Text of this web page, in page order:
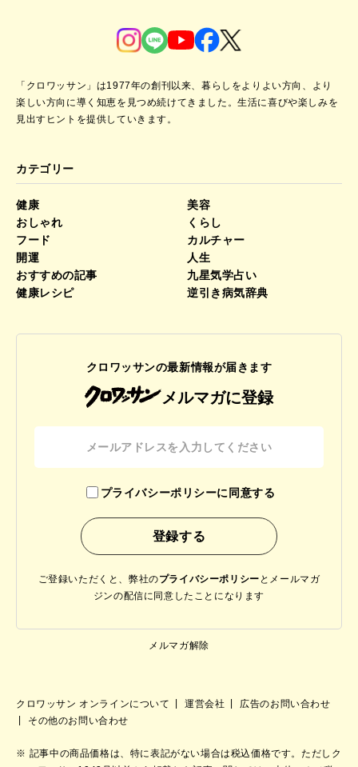
「クロワッサン」は1977年の創刊以来、暮らしをよりよい方向、より
楽しい方向に導く知恵を見つめ続けてきました。生活に喜びや楽しみを
見出すヒントを提供していきます。
カテゴリー
健康
美容
おしゃれ
くらし
フード
カルチャー
開運
人生
おすすめの記事
九星気学占い
健康レシピ
逆引き病気辞典
クロワッサンの最新情報が届きます
メルマガに登録
プライバシーポリシーに同意する
ご登録いただくと、弊社のプライバシーポリシー と メールマガ
ジンの配信に同意したことになります
メルマガ解除
クロワッサン オンラインについて 運営会社
広告のお問い合わせ
その他のお問い合わせ
記事中の商品価格は、特に表記がない場合は税込価格です。ただしク